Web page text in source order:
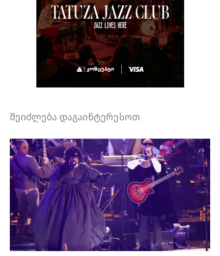
შეიძლება დაგაინტერესოთ